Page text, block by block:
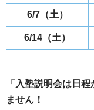
6/7（土）
6/14（土）
「入塾説明会は日
ません！